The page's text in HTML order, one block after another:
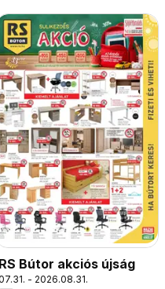
RS Bútor akciós újság
- 2026.08.31.